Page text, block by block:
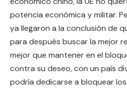
potencia económica y militar.
ya llegaron a la conclusión de
para después buscar la mejor
mejor que mantener en el
contra su deseo, con un país
podría dedicarse a bloquear